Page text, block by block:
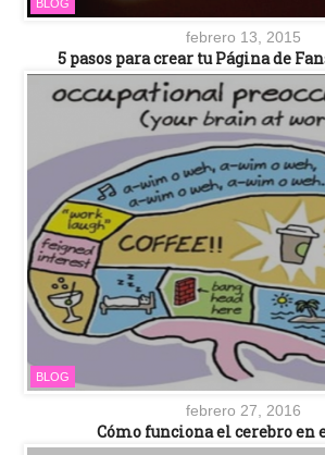
BLOG
febrero 13, 2015
5 pasos para crear tu Página de
BLOG
febrero 27, 2016
Cómo funciona el cerebro en